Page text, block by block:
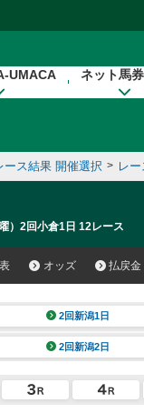
UMACA ネット馬
ース結果 開催選択 > レ
）2回小倉1日 12レース
オッズ 払戻金
2回新潟1日
2回新潟2日